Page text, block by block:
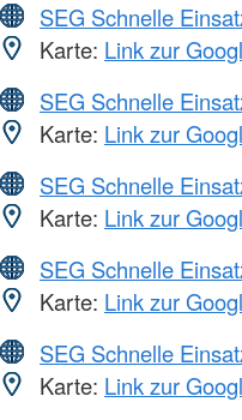
SEG Schnelle
Karte: Link zur
SEG Schnelle
Karte: Link zur
SEG Schnelle
Karte: Link zur
SEG Schnelle
Karte: Link zur
SEG Schnelle
Karte: Link zur